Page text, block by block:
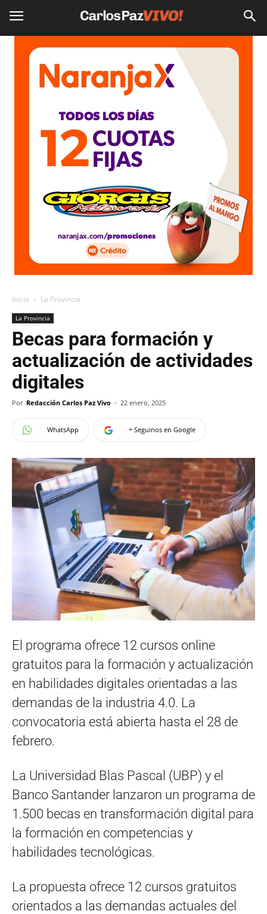
Inicio La Provincia
La Provincia
Becas para formación y
actualización de actividades
digitales
Por Redacción Carlos Paz Vivo - 22 enero, 2025
WhatsApp + Seguinos en Google
El programa ofrece 12 cursos online
gratuitos para la formación y actualización
en habilidades digitales orientadas a las
demandas de la industria 4.0. La
convocatoria está abierta hasta el 28 de
febrero.
La Universidad Blas Pascal (UBP) y el
Banco Santander lanzaron un programa de
1.500 becas en transformación digital para
la formación en competencias y
habilidades tecnológicas.
La propuesta ofrece 12 cursos gratuitos
orientados a las demandas actuales del